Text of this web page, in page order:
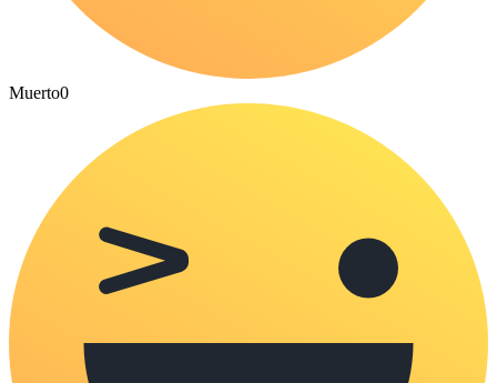
Muerto0